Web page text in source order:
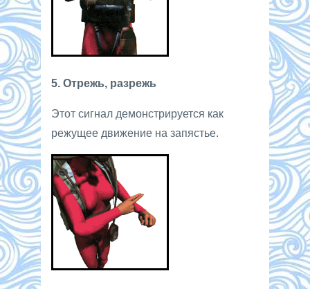
5. Отрежь, разрежь
Этот сигнал демонстрируется как
режущее движение на запястье.